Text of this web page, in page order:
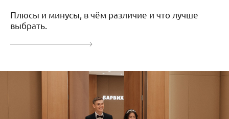
Плюсы и минусы, в чём различие и что лучше
выбрать.